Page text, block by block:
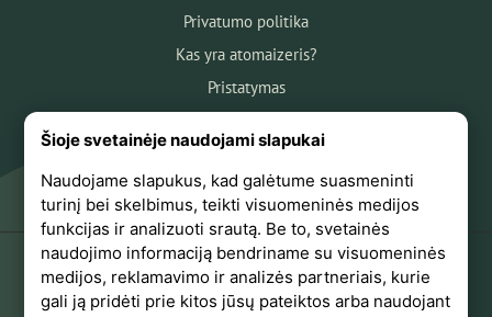
Privatumo politika
Kas yra atomaizeris?
Pristatymas
Apie mus
Atsiliepimai
+370 618 44441
Šioje svetainėje naudojami slapukai
Naudojame slapukus, kad galėtume suasmeninti
turinį bei skelbimus, teikti visuomeninės medijos
funkcijas ir analizuoti srautą. Be to, svetainės
naudojimo informaciją bendriname su visuomeninės
medijos, reklamavimo ir analizės partneriais, kurie
gali ją pridėti prie kitos jūsų pateiktos arba naudojant